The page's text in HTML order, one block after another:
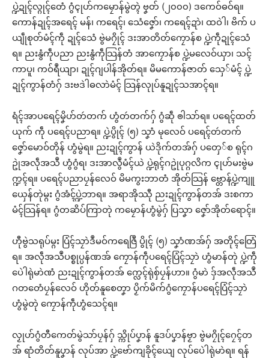
ပ္ဍဲဍုၚ်လ္ဂုၚ်တေံ ဂွံၚ္ၚုဟ်ကမၠောန်မွဲတ္ၚဲ ဗၞတ် (၂၀၀၀) ဒကေဝ်ဓဝ်ရ။
ကောန်ဍုၚ်အရေၚ် မန်၊ ကရေၚ်၊ သေံဇၞော်၊ ကရေၚ်ဍာဲ၊ ထဝဲါ၊ ဗိက် ပ
ယျဵုစုတ်မံၚ်ကဵု ဍုၚ်သေံ ဗွဲမဂၠိုၚ် ဒးအာတိတ်ကၠောန်စ ပ္ဍဲကဵုဍုၚ်သေံ
ရ။ ညးနွံကဵုပညာ ညးနွံကဵုသြန်တံ အာကၠောန်စ ပ္ဍဲမလေဝ်ယှာ၊ သၚ်
ကာပူ၊ ကဝ်ရဳယျာ၊ ဍုၚ်ဂျပါန်အိုတ်ရ။ မိမကောန်ဇာတ် သှေ်မံၚ် ပ္ဍဲ
ဍုၚ်ကွာန်တံဂှ် ဒးဗဒဲါဓလာဲမံၚ် သြန်လုုပ်နူဍုၚ်သအာၚ်ရ။
ရံၚ်အာပရေၚ်မၞိဟ်တဴတက် ဟွံတဴတက်ဂှ် ဂွံဆဵု ၜါသာ်ရ။ ပရေၚ်ထတ်
ယုက် ကဵု ပရေၚ်ပညာရ။ ပ္ဍဲပွိုၚ် (၅) သၞာံ မုလေဝ် ပရေၚ်တဴတက်
ဇၞော်မောဝ်တိုန် ဟွံမွဲရ။ ညးဍုၚ်ကွာန် ယဲဒိုက်တအ်ဂှ် ပတှေ်စ ရုၚ်ဂ
ဥုဲအလဵုအသဳ ဟွံဂွံရ၊ ဒးအာလွဳမံၚ်ယဲ ပ္ဍဲရုၚ်ဂဥုဲပုဂ္ဂလိက ၚ္ၚုဟ်မးဗွဲမ
က္ဍၚ်ရ။ ပရေၚ်ပညာပၠန်လေဝ် မိမကွးဘာတံ အိုတ်သြန် ဗ္တောန်ပ္ဍဲကျူ
ယှေန်တုဲမ္ဂး ဂွံအံၚ်ပ္ဍဲဘာရ။ အရာအိုဿီု ညးဍုၚ်ကွာန်တအ် ဒးစကာ
မံၚ်သြန်ရ။ ဂွံတဆိပ်ကြာတုဲ ကမၠောန်ဟွံမွဲဂှ် ပြသၞာ ဇၞော်အိုတ်ရောၚ်။
ဟီုဗွဲသရုပ်မ္ဂး ပြံၚ်သၠာဲဒဳမဝ်ကရေဇြဳ ပွိုၚ် (၅) သၞာံဏအ်ဂှ် အတိုၚ်တြေံ
ရ။ အလဵုအသဳပစ္စုပ္ပန်ဏအ် ကၠောန်ကဵုပရေၚ်ပြံၚ်သၠာဲ ဟွံမာန်တုဲ ပ္ဍဲကဵု
ပေဲါရုဲမာဲဏံ ညးဍုၚ်ကွာန်တအ် က္လေၚ်ရုဲစှ်ပၠန်ဟာ။ ဂွံမာဲ ဒှ်အလဵုအသဳ
ဂတတေံပၠန်လေဝ် ဟိုတ်နူစေတၞာ ပၟိက်မိက်ဂွံကၠောန်ပရေၚ်ပြံၚ်သၠာဲ
ဟွံမွဲတုဲ ကၠောန်ကဵုဟွံသေၚ်ရ။
လၟုဟ်ဂွံတီကေတ်မွဲသာ်ပၠန်ဂှ် သ္ကိုပ်ပၞာန် နူဒပ်ပၞာန်ဗၟာ ဗွဲမဂၠိုၚ်ဂၠေၚ်တ
အ် ရာံတိတ်နူပၞာန် လုပ်အာ ပ္ဍဲဗော်ကျခိုၚ်ယျေ လုပ်ပေဲါရုဲမာဲရ။ ရန်